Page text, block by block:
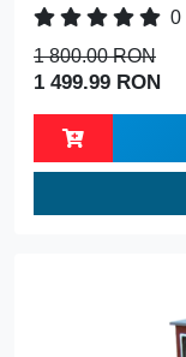
0
1 800.00 RON
1 499.99 RON